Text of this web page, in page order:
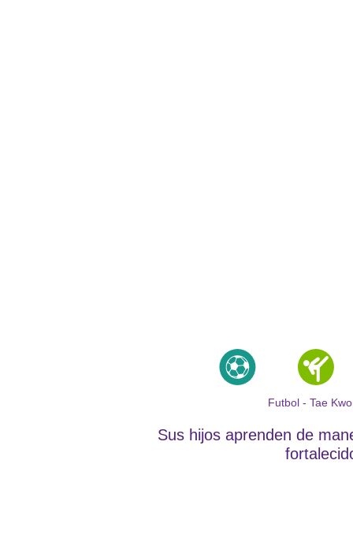
Futbol - Tae
Sus hijos aprenden de